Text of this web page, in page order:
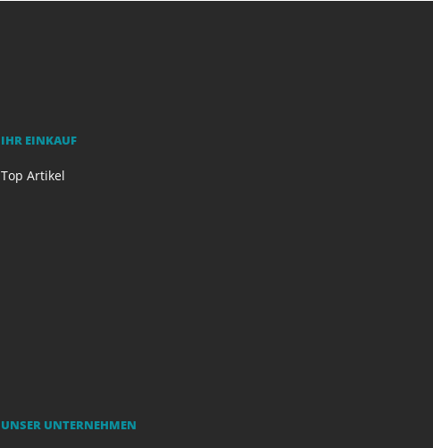
IHR EINKAUF
Top Artikel
UNSER UNTERNEHMEN